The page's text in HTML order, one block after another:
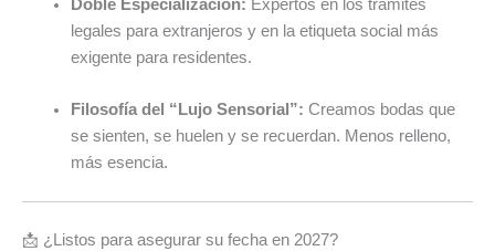
Doble Especialización: Expertos en los trámites
legales para extranjeros y en la etiqueta social más
exigente para residentes.
Filosofía del “Lujo Sensorial”: Creamos bodas que
se sienten, se huelen y se recuerdan. Menos relleno,
más esencia.
📩 ¿Listos para asegurar su fecha en 2027?